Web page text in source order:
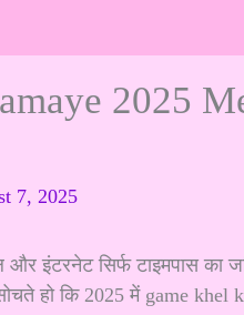
2025
7, 2025
इंटरनेट सिर्फ टाइमपास का
हो कि 2025 में game khel